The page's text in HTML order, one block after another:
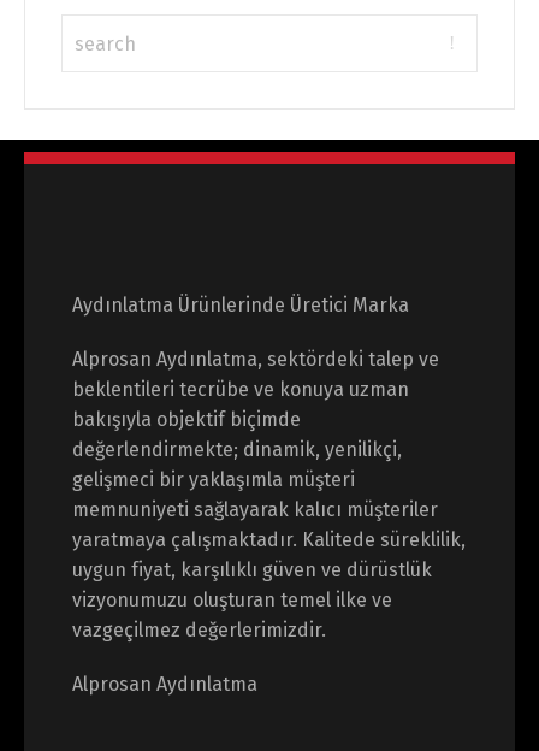
Aydınlatma Ürünlerinde Üretici Marka
Alprosan Aydınlatma, sektördeki talep ve
beklentileri tecrübe ve konuya uzman
bakışıyla objektif biçimde
değerlendirmekte; dinamik, yenilikçi,
gelişmeci bir yaklaşımla müşteri
memnuniyeti sağlayarak kalıcı müşteriler
yaratmaya çalışmaktadır. Kalitede süreklilik,
uygun fiyat, karşılıklı güven ve dürüstlük
vizyonumuzu oluşturan temel ilke ve
vazgeçilmez değerlerimizdir.
Alprosan Aydınlatma